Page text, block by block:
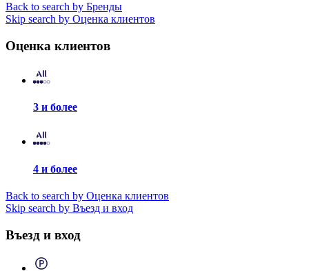
Back to search by Бренды
Skip search by Оценка клиентов
Оценка клиентов
3 и более
4 и более
Back to search by Оценка клиентов
Skip search by Въезд и вход
Въезд и вход